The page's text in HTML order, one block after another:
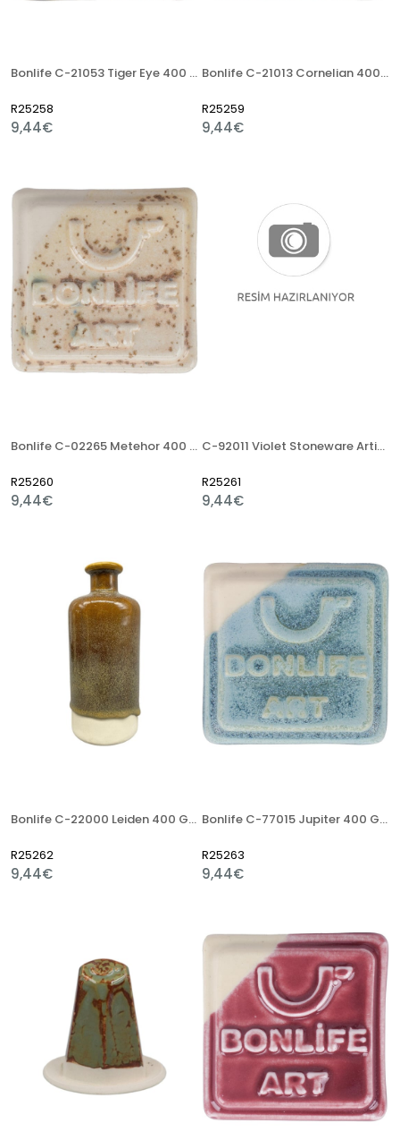
Bonlife C-21053 Tiger Eye 400 Gr Stoneware Artistik Sır
R25258
9,44€
Bonlife C-21013 Cornelian 400 Gr Stoneware Artistik Sır
R25259
9,44€
Bonlife C-02265 Metehor 400 Gr Stoneware Artistik Sır
R25260
9,44€
C-92011 Violet Stoneware Artistik Sır
R25261
9,44€
Bonlife C-22000 Leiden 400 Gr Stoneware Artistik Sır
R25262
9,44€
Bonlife C-77015 Jupiter 400 Gr Stoneware Artistik Sır
R25263
9,44€